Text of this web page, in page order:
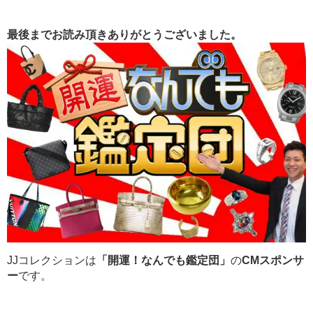
最後までお読み頂きありがとうございました。
JJコレクションは 「開運！なんでも鑑定団」 のCMスポンサ
ーです。